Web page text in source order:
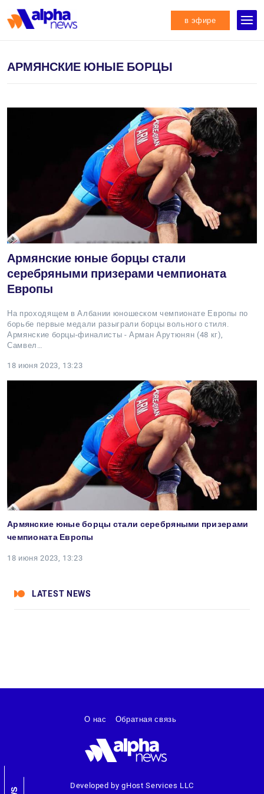
в эфире
АРМЯНСКИЕ ЮНЫЕ БОРЦЫ
Армянские юные борцы стали
серебряными призерами чемпионата
Европы
На проходящем в Албании юношеском чемпионате Европы по
борьбе первые медали разыграли борцы вольного стиля.
Армянские борцы-финалисты - Арман Арутюнян (48 кг),
Самвел…
18 июня 2023, 13:23
Армянские юные борцы стали серебряными призерами
чемпионата Европы
18 июня 2023, 13:23
LATEST NEWS
Developed by gHost Services LLC
О нас Обратная связь